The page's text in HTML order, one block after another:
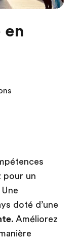
en
pour un
doté d’une
. Améliorez